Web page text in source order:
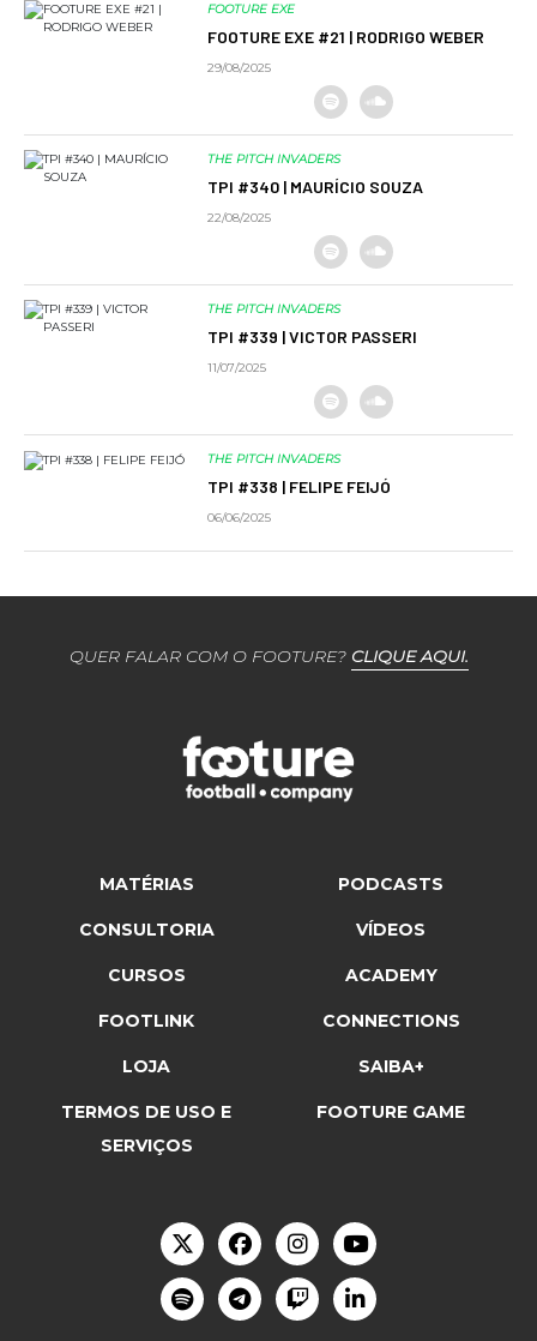
FOOTURE EXE
FOOTURE EXE #21 | RODRIGO WEBER
29/08/2025
THE PITCH INVADERS
TPI #340 | MAURÍCIO SOUZA
22/08/2025
THE PITCH INVADERS
TPI #339 | VICTOR PASSERI
11/07/2025
THE PITCH INVADERS
TPI #338 | FELIPE FEIJÓ
06/06/2025
QUER FALAR COM O FOOTURE? CLIQUE AQUI.
MATÉRIAS PODCASTS
CONSULTORIA VÍDEOS
CURSOS ACADEMY
FOOTLINK CONNECTIONS
LOJA SAIBA+
TERMOS DE USO E
SERVIÇOS
FOOTURE GAME